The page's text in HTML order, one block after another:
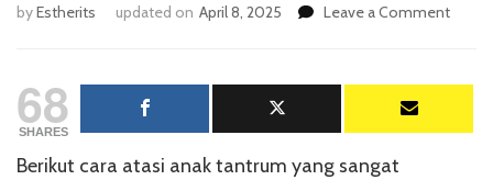
byEstherits updated on April 8, 2025 Leave a Commenton
Atasi
68
SHARES
Berikut cara atasi anak tantrum yang sangat